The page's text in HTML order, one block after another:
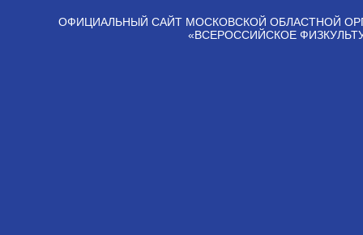
ОФИЦИАЛЬНЫЙ САЙТ МОСКОВСКОЙ ОБЛАСТНОЙ
«ВСЕРОССИЙСКОЕ